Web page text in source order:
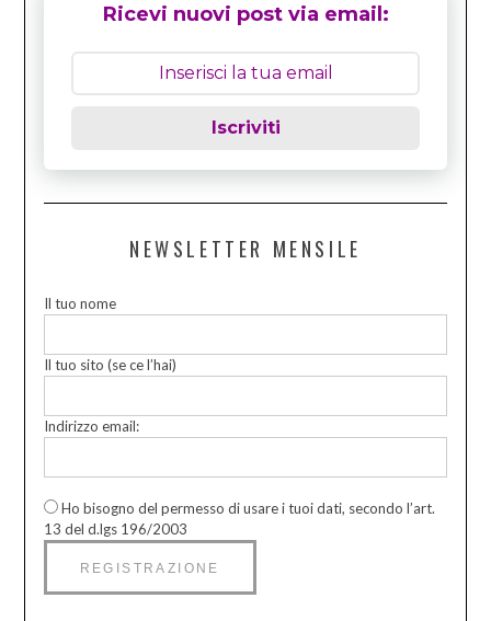
Ricevi nuovi post via email:
Iscriviti
NEWSLETTER MENSILE
Il tuo nome
Il tuo sito (se ce l’hai)
Indirizzo email:
Ho bisogno del permesso di usare i tuoi dati, secondo l’art.
13 del d.lgs 196/2003